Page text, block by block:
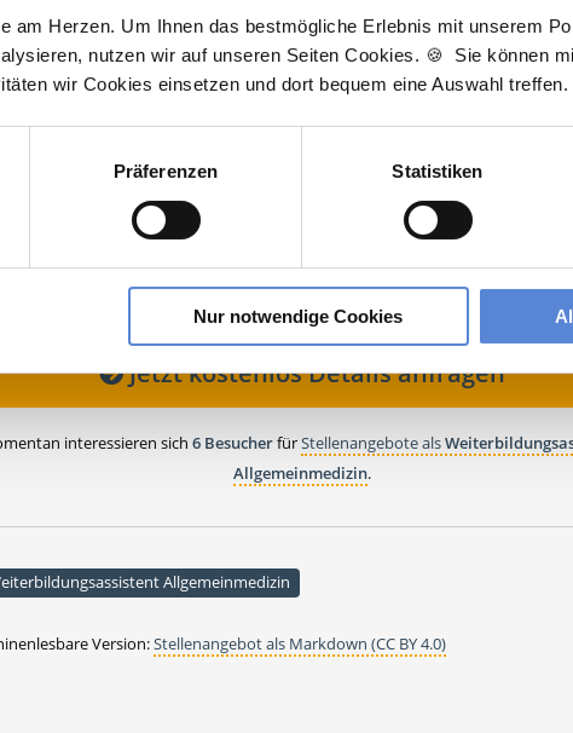
am Herzen. Um Ihnen das bestmögliche Erlebnis mit unserem
nutzen wir auf unseren Seiten Cookies. 🍪 Sie können
wir Cookies einsetzen und dort bequem eine Auswahl treffen.
Präferenzen Statistiken
Nur notwendige Cookies
kostenlos Details anfragen
Sie von Bewerbungen per Post oder E-Mail ab.
FÜR EINE BEWERBUNG BEI UNSEREN KUNDEN
APPROBATION
Jetzt kostenlos Details anfragen
interessieren sich 6 BesucherfürStellenangebote als
Allgemeinmedizin.
Allgemeinmedizin
Version:Stellenangebot als Markdown (CC BY 4.0)